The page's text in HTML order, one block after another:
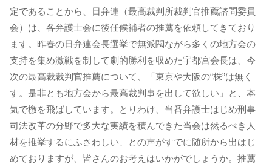
定であることから、日弁連（最高裁判所裁判官推薦諮問委員
会）は、各弁護士会に後任候補者の推薦を依頼してきており
ます。昨春の日弁連会長選挙で無派閥ながら多くの地方会の
支持を集め激戦を制して劇的勝利を収めた宇都宮会長は、今
次の最高裁裁判官推薦について、「東京や大阪の“株”は無く
す。是非とも地方会から最高裁判事を出して欲しい」と、本
気で檄を飛ばしています。とりわけ、当番弁護士はじめ刑事
司法改革の分野で多大な実績を積んできた当会は然るべき人
材を推挙するにふさわしい、との声がすでに随所から出はじ
めておりますが、皆さんのお考えはいかがでしょうか。推薦